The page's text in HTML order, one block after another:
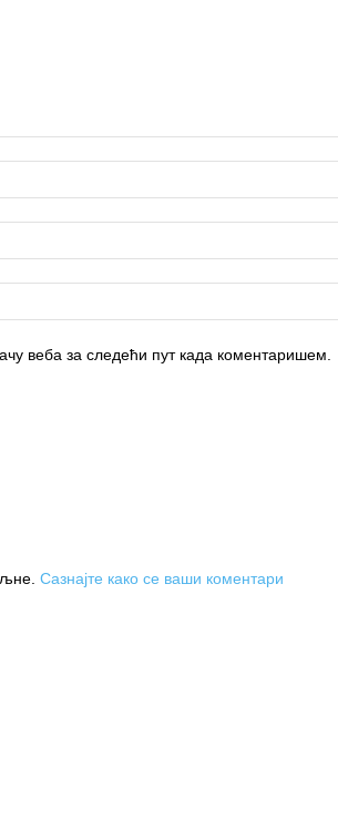
веба за следећи пут када коментаришем.
Сазнајте како се ваши коментари